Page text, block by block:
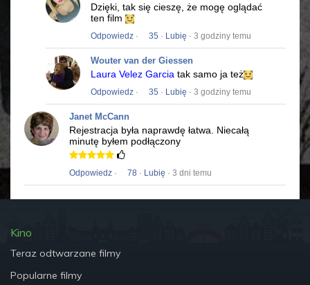
Dzięki, tak się cieszę, że mogę oglądać
ten film
Odpowiedz · 35 · Lubię · 3 godziny temu
Wouter van der Giessen
Laura Velez Garcia tak samo ja też
Odpowiedz · 35 · Lubię · 3 godziny temu
Janet McCann
Rejestracja była naprawdę łatwa. Niecałą
minutę byłem podłączony
Odpowiedz · 78 · Lubię · 3 dni temu
Kino
Teraz odtwarzane filmy
Popularne filmy